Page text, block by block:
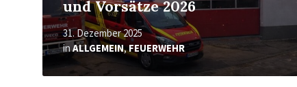
und Vorsätze 2026
31. Dezember 2025
inALLGEMEIN,FEUERWEHR